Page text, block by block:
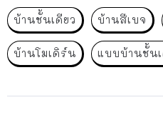
บ้านชั้นเดียว บ้านสีเบจ
บ้านโมเดิร์น แบบบ้านชั้น